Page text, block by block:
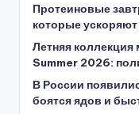
Протеиновые
которые
Летняя
Summer 2026:
В России
боятся ядов и